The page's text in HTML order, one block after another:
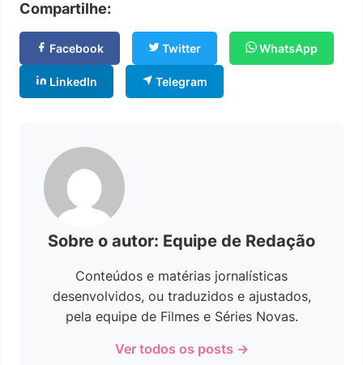
Compartilhe:
Facebook Twitter WhatsApp
LinkedIn Telegram
Sobre o autor: Equipe de Redação
Conteúdos e matérias jornalísticas
desenvolvidos, ou traduzidos e ajustados,
pela equipe de Filmes e Séries Novas.
Ver todos os posts →